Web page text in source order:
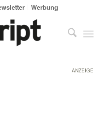
Werbung
ANZEIGE